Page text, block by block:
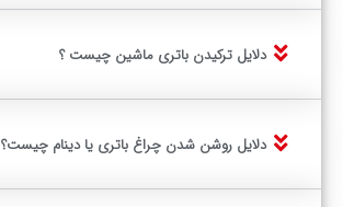
دلایل ترکیدن باتری ماشین چیست ؟
دلایل روشن شدن چراغ باتری یا دینام چیست؟